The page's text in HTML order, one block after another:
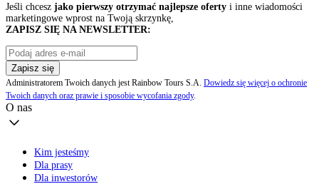
Jeśli chcesz jako pierwszy otrzymać najlepsze oferty i inne wiadomości
marketingowe wprost na Twoją skrzynkę,
ZAPISZ SIĘ NA NEWSLETTER:
Zapisz się
Administratorem Twoich danych jest Rainbow Tours S.A. Dowiedz się więcej o ochronie
Twoich danych oraz prawie i sposobie wycofania zgody.
O nas
Kim jesteśmy
Dla prasy
Dla inwestorów